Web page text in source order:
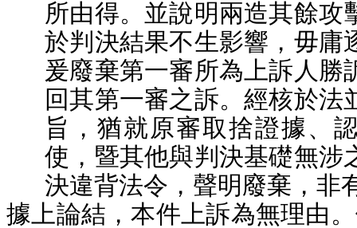
所由得。並說明兩造其餘攻
於判決結果不生影響，毋庸
爰廢棄第一審所為上訴人勝
回其第一審之訴。經核於法
旨，猶就原審取捨證據、
使，暨其他與判決基礎無涉
決違背法令，聲明廢棄，非
據上論結，本件上訴為無理由